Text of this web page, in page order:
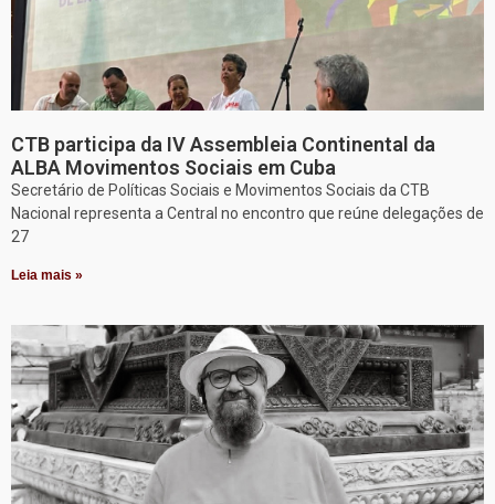
CTB participa da IV Assembleia Continental da
ALBA Movimentos Sociais em Cuba
Secretário de Políticas Sociais e Movimentos Sociais da CTB
Nacional representa a Central no encontro que reúne delegações de
27
Leia mais »